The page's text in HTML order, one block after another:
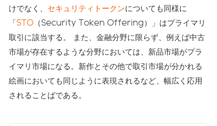
けでなく、 セキュリティトークンについても同様に
「STO （Security Token Offering）」はプライマリ
取引に該当する。 また、金融分野に限らず、例えば中古
市場が存在するような分野においては、新品市場がプラ
イマリ市場になる。新作とその他で取引市場が分かれる
絵画においても同じように表現されるなど、幅広く応用
されることばである。